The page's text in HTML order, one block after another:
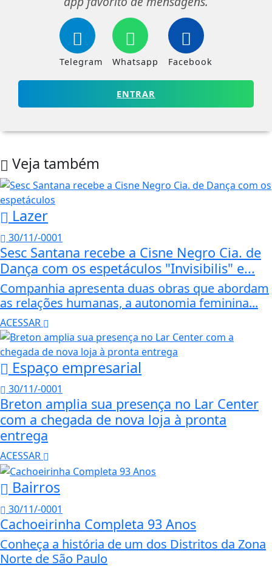
Telegram Whatsapp Facebook
ENTRAR
Veja também
Lazer
30/11/-0001
Sesc Santana recebe a Cisne Negro Cia. de
Dança com os espetáculos "Invisibilis" e...
Companhia apresenta duas obras que abordam
as relações humanas, a autonomia feminina...
ACESSAR
Espaço empresarial
30/11/-0001
Breton amplia sua presença no Lar Center
com a chegada de nova loja à pronta
entrega
ACESSAR
Bairros
30/11/-0001
Cachoeirinha Completa 93 Anos
Conheça a história de um dos Distritos da Zona
Norte de São Paulo